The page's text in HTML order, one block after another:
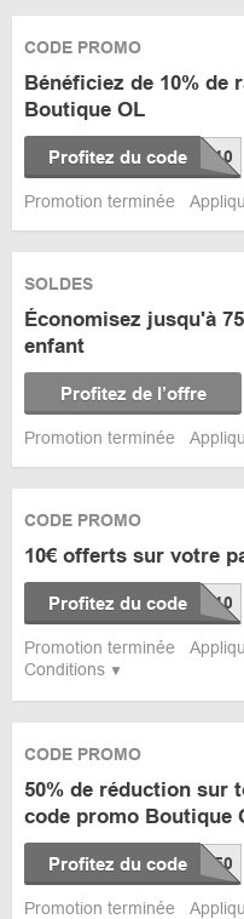
CODE PROMO
Bénéficiez de 10% de
Boutique OL
Profitez du code
Promotion terminée
SOLDES
Économisez jusqu'à
enfant
Profitez de l’offre
Promotion terminée
Conditions
CODE PROMO
10€ offerts sur votre
Profitez du code
Promotion terminée
CODE PROMO
50% de réduction sur
code promo Boutique
Profitez du code
Promotion terminée